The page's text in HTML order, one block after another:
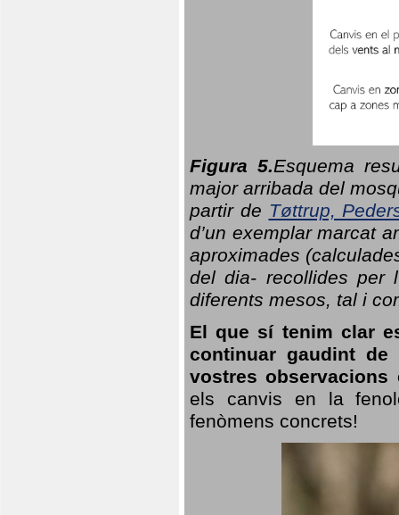
Figura 5.Esquema
major arribada del
partir de Tøttrup,
d’un exemplar marcat
aproximades
del dia- recollides per
diferents mesos, tal i
El que sí tenim clar
continuar gaudint
vostres
els canvis en la
fenòmens concrets!